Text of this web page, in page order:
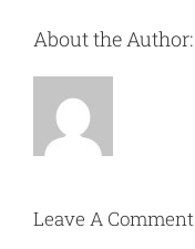
About the Author:
Leave A Comment